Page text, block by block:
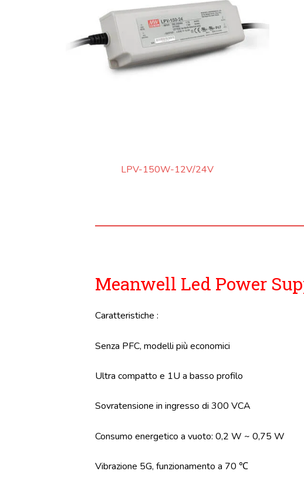
LPV-150W-12V/24V
Meanwell Led Power
Caratteristiche :
Senza PFC, modelli più economici
Ultra compatto e 1U a basso profilo
Sovratensione in ingresso di 300 VCA
Consumo energetico a vuoto: 0,2 W ~ 0,75 W
Vibrazione 5G, funzionamento a 70 ℃